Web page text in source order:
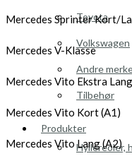
Toyota
Volkswagen
Andre
Tilbehør
Produkter
Hyllereoler,
Mercedes Sprinter Kort/
Mercedes V-Klasse
Mercedes Vito Ekstra
Mercedes Vito Kort (A1)
Mercedes Vito Lang (A2)